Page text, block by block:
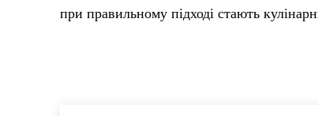
при правильному підході стають